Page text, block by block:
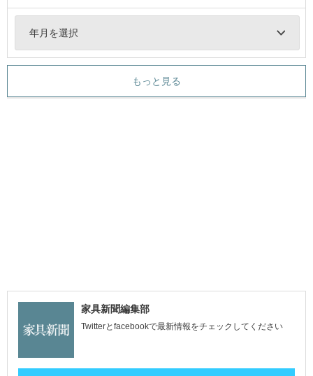
年月を選択
もっと見る
家具新聞編集部
Twitterとfacebookで最新情報をチェックしてください